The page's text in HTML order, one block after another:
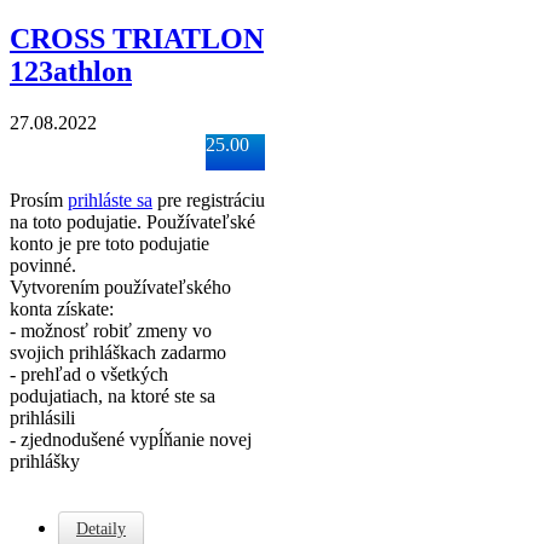
CROSS TRIATLON
123athlon
27.08.2022
25.00
Prosím prihláste sa pre registráciu
na toto podujatie. Používateľské
konto je pre toto podujatie
povinné.
Vytvorením používateľského
konta získate:
- možnosť robiť zmeny vo
svojich prihláškach zadarmo
- prehľad o všetkých
podujatiach, na ktoré ste sa
prihlásili
- zjednodušené vypĺňanie novej
prihlášky
Detaily